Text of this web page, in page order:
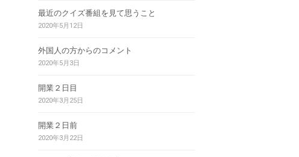
最近のクイズ番組を見て思うこと
2020年5月12日
外国人の方からのコメント
2020年5月3日
開業２日目
2020年3月25日
開業２日前
2020年3月22日